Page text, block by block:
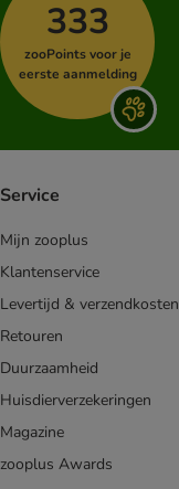
333
zooPoints voor je
eerste aanmelding
Service
Mijn zooplus
Klantenservice
Levertijd & verzendkosten
Retouren
Duurzaamheid
Huisdierverzekeringen
Magazine
zooplus Awards